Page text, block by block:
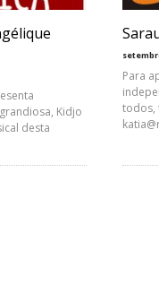
Kidjo
desta
Para
todos,